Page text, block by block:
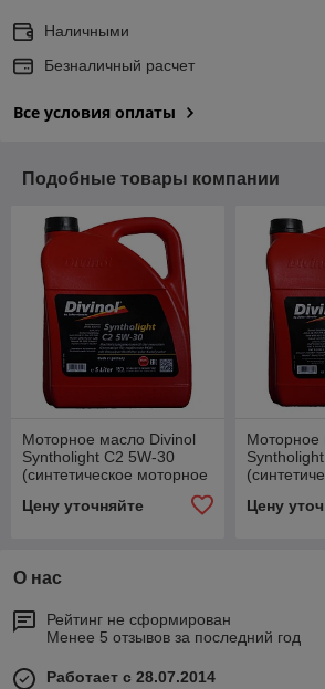
Наличными
Безналичный расчет
Все условия оплаты
Подобные товары компании
Моторное масло Divinol
Syntholight C2 5W-30
(синтетическое моторное
Цену уточняйте
Моторное
Цену
О нас
Рейтинг не сформирован
Менее 5 отзывов за последний год
Работает с 28.07.2014